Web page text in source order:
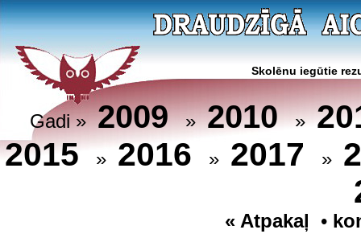
Skolēnu iegūtie
Gadi »2009»2010»
2015 » 2016 » 2017 »
« Atpakaļ •